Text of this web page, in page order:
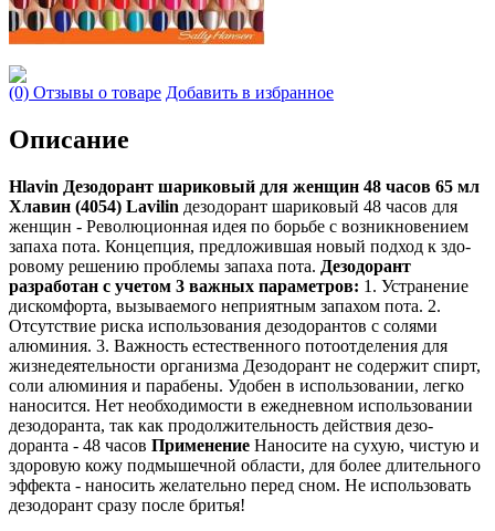
(0) Отзывы о товаре Добавить в избранное
Описание
Hlavin Дезодорант шариковый для женщин 48 часов 65 мл
Хлавин (4054) Lavilin дезодорант шари­ковый 48 часов для
женщин - Рево­люционная идея по борьбе с возни­кновением
запаха пота. Конце­пция, предложившая новый подход к здо­
ровому решению про­блемы запаха пота. Дезо­дорант
разработан с уче­том 3 важных параметров: 1. Устра­нение
диско­мфорта, вызываемого непри­ятным запахом пота. 2.
Отсу­тствие риска использо­вания дезодорантов с соля­ми
алюминия. 3. Важно­сть естественного пото­отделения для
жизне­деятельности организма Дезо­дорант не содержит спи­рт,
соли алюминия и пара­бены. Удобен в испо­льзовании, легко
наносится. Нет нео­бходимости в ежедне­вном использовании
дезо­доранта, так как про­должительность действия дезо­
доранта - 48 часов Применение Наносите на сухую, чистую и
здо­ровую кожу подмыше­чной области, для более дли­тельного
эффекта - нано­сить желательно перед сном. Не испо­льзовать
дезодорант сра­зу после бритья!